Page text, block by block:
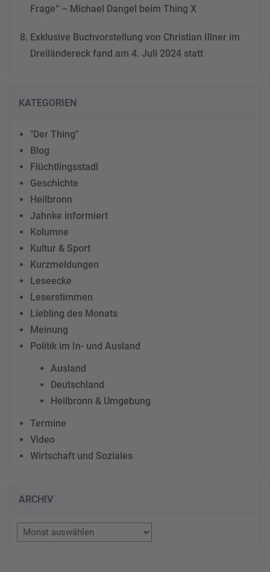
Frage“ – Michael Dangel beim Thing X
Exklusive Buchvorstellung von Christian Illner im
Dreiländereck fand am 4. Juli 2024 statt
KATEGORIEN
"Der Thing"
Blog
Flüchtlingsstadl
Geschichte
Heilbronn
Jahnke informiert
Kolumne
Kultur & Sport
Kurzmeldungen
Leseecke
Leserstimmen
Liebling des Monats
Meinung
Politik im In- und Ausland
Ausland
Deutschland
Heilbronn & Umgebung
Termine
Video
Wirtschaft und Soziales
ARCHIV
Archiv